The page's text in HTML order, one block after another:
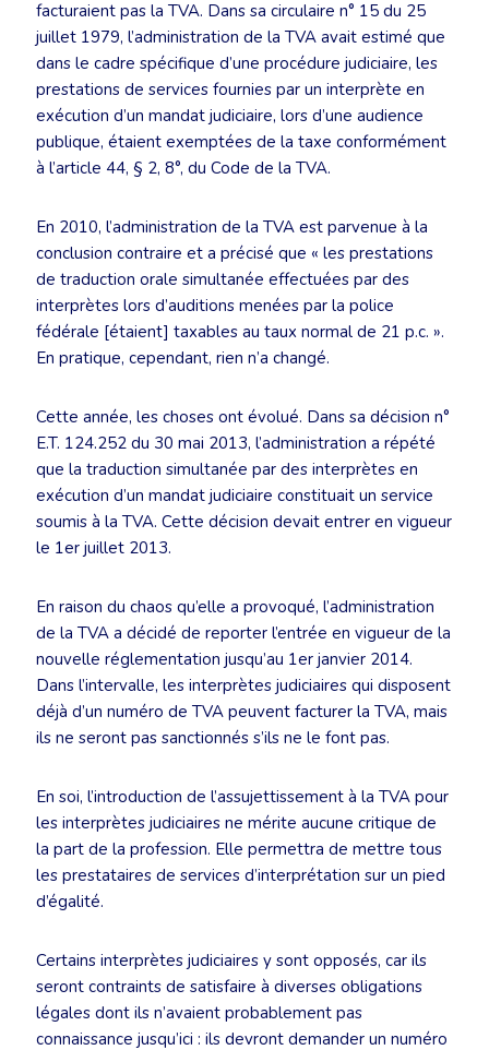
facturaient pas la TVA. Dans sa circulaire n° 15 du 25
juillet 1979, l’administration de la TVA avait estimé que
dans le cadre spécifique d’une procédure judiciaire, les
prestations de services fournies par un interprète en
exécution d’un mandat judiciaire, lors d’une audience
publique, étaient exemptées de la taxe conformément
à l’article 44, § 2, 8°, du Code de la TVA.
En 2010, l’administration de la TVA est parvenue à la
conclusion contraire et a précisé que « les prestations
de traduction orale simultanée effectuées par des
interprètes lors d’auditions menées par la police
fédérale [étaient] taxables au taux normal de 21 p.c. ».
En pratique, cependant, rien n’a changé.
Cette année, les choses ont évolué. Dans sa décision n°
E.T. 124.252 du 30 mai 2013, l’administration a répété
que la traduction simultanée par des interprètes en
exécution d’un mandat judiciaire constituait un service
soumis à la TVA. Cette décision devait entrer en vigueur
le 1er juillet 2013.
En raison du chaos qu’elle a provoqué, l’administration
de la TVA a décidé de reporter l’entrée en vigueur de la
nouvelle réglementation jusqu’au 1er janvier 2014.
Dans l’intervalle, les interprètes judiciaires qui disposent
déjà d’un numéro de TVA peuvent facturer la TVA, mais
ils ne seront pas sanctionnés s’ils ne le font pas.
En soi, l’introduction de l’assujettissement à la TVA pour
les interprètes judiciaires ne mérite aucune critique de
la part de la profession. Elle permettra de mettre tous
les prestataires de services d’interprétation sur un pied
d’égalité.
Certains interprètes judiciaires y sont opposés, car ils
seront contraints de satisfaire à diverses obligations
légales dont ils n’avaient probablement pas
connaissance jusqu’ici : ils devront demander un numéro